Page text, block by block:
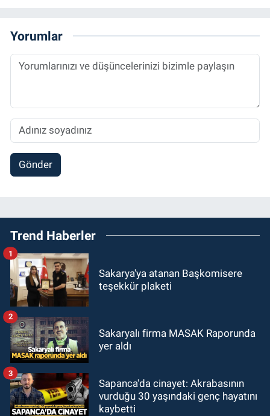
Yorumlar
Gönder
Trend Haberler
Sakarya'ya atanan Başkomisere
teşekkür plaketi
1
Sakaryalı firma MASAK Raporunda
yer aldı
2
Sapanca'da cinayet: Akrabasının
vurduğu 30 yaşındaki genç hayatını
kaybetti
3